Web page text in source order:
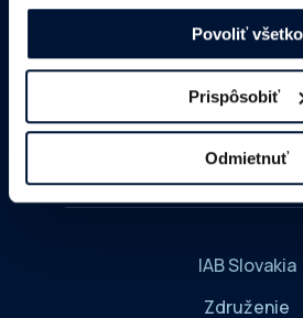
našej webovej stránke.
Povoliť všetko
Prispôsobiť
Odmietnuť
Zámocká 4948/34, 811 01
IČO: 37935968
DIČ:
IČ DPH:
IAB Slovakia
Združenie